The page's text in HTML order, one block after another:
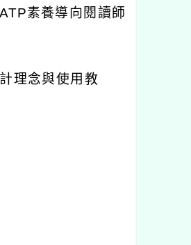
ATP素養導向閱讀師
理念與使用教